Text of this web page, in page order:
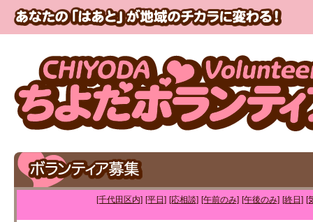
[千代田区内] [平日] [応相談] [午前のみ] [午後のみ] [終日] [